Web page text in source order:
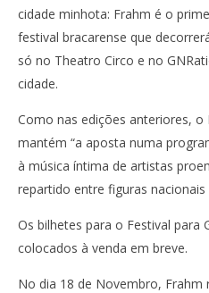
cidade minhota: Frahm é o
festival bracarense que
só no Theatro Circo e no
cidade.
Como nas edições anteriores, o
mantém “a aposta numa
à música íntima de artistas
repartido entre figuras
Os bilhetes para o Festival para
colocados à venda em breve.
No dia 18 de Novembro, Frahm